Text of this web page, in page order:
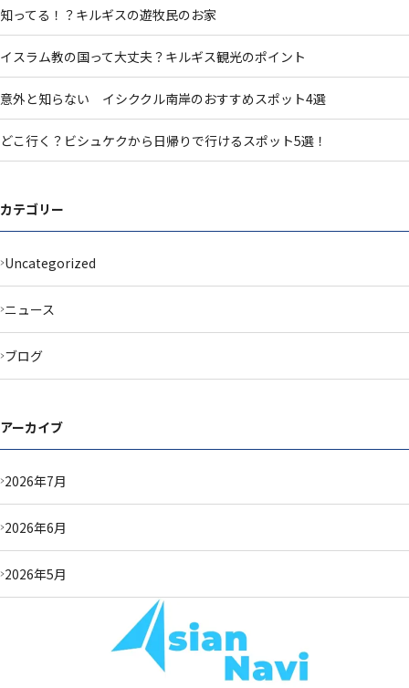
知ってる！？キルギスの遊牧民のお家
イスラム教の国って大丈夫？キルギス観光のポイント
意外と知らない イシククル南岸のおすすめスポット4選
どこ行く？ビシュケクから日帰りで行けるスポット5選！
カテゴリー
Uncategorized
ニュース
ブログ
アーカイブ
2026年7月
2026年6月
2026年5月